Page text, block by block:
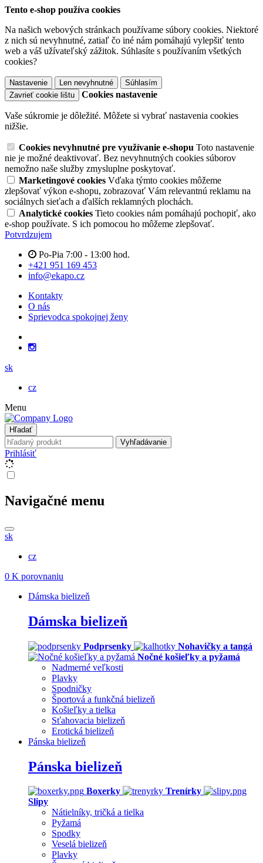
Tento e-shop používa cookies
Na našich webových stránkach používame súbory cookies. Niektoré
z nich sú nevyhnutné, zatiaľ čo iné nám pomáhajú vylepšiť tento
web a váš užívateľský zážitok. Súhlasíte s používaním všetkých
cookies?
Nastavenie Len nevyhnutné
Súhlasím
Zavrieť cookie lištu
Cookies nastavenie
Vaše súkromie je dôležité. Môžete si vybrať nastavenia cookies
nižšie.
Cookies nevyhnutné pre využívanie e-shopu Toto nastavenie
nie je možné deaktivovať. Bez nevyhnutných cookies súborov
nemožno naše služby zmysluplne poskytovať.
Marketingové cookies Vďaka týmto cookies môžeme
zlepšovať výkon e-shopu, zobrazovať Vám relevantnú reklamu na
sociálnych sieťach a ďalších reklamných plochách.
Analytické cookies Tieto cookies nám pomáhajú pochopiť, ako
e-shop používate. S ich pomocou ho môžeme zlepšovať.
Potvrdzujem
Po-Pia 7:00 - 13:00 hod.
+421 951 169 453
info@ekapo.cz
Kontakty
O nás
Sprievodca spokojnej ženy
sk
cz
Menu
Hľadať
Vyhľadávanie
Prihlásiť
Navigačné menu
sk
cz
0 K porovnaniu
Dámska bielizeň
Dámska bielizeň
Podprsenky
Nohavičky a tangá
Nočné košieľky a pyžamá
Nadmerné veľkosti
Plavky
Spodničky
Športová a funkčná bielizeň
Košieľky a tielka
Sťahovacia bielizeň
Erotická bielizeň
Pánska bielizeň
Pánska bielizeň
Boxerky
Trenírky
Slipy
Nátielníky, tričká a tielka
Pyžamá
Spodky
Veselá bielizeň
Plavky